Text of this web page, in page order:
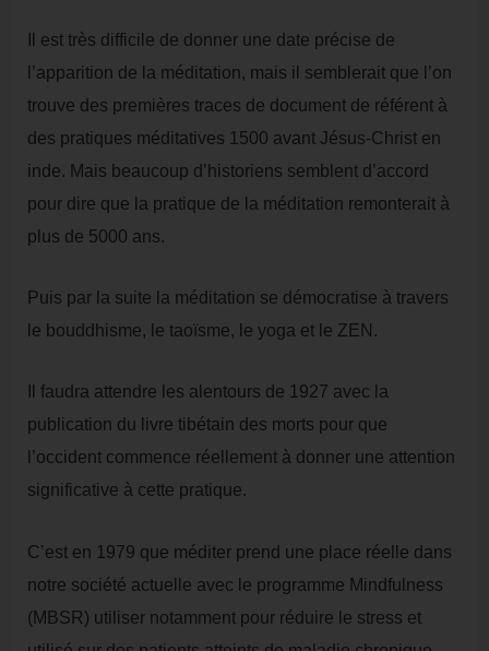
Il est très difficile de donner une date précise de
l’apparition de la méditation, mais il semblerait que l’on
trouve des premières traces de document de référent à
des pratiques méditatives 1500 avant Jésus-Christ en
inde. Mais beaucoup d’historiens semblent d’accord
pour dire que la pratique de la méditation remonterait à
plus de 5000 ans.
Puis par la suite la méditation se démocratise à travers
le bouddhisme, le taoïsme, le yoga et le ZEN.
Il faudra attendre les alentours de 1927 avec la
publication du livre tibétain des morts pour que
l’occident commence réellement à donner une attention
significative à cette pratique.
C’est en 1979 que méditer prend une place réelle dans
notre société actuelle avec le programme Mindfulness
(MBSR) utiliser notamment pour réduire le stress et